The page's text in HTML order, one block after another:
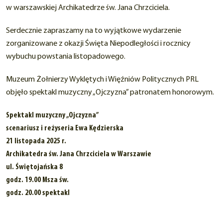
w warszawskiej Archikatedrze św. Jana Chrzciciela.
Serdecznie zapraszamy na to wyjątkowe wydarzenie
zorganizowane z okazji Święta Niepodległości i rocznicy
wybuchu powstania listopadowego.
Muzeum Żołnierzy Wyklętych i Więźniów Politycznych PRL
objęło spektakl muzyczny „Ojczyzna” patronatem honorowym.
Spektakl muzyczny „Ojczyzna”
scenariusz i reżyseria Ewa Kędzierska
21 listopada 2025 r.
Archikatedra św. Jana Chrzciciela w Warszawie
ul. Świętojańska 8
godz. 19.00 Msza św.
godz. 20.00 spektakl